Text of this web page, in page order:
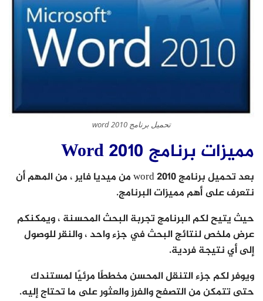
تحميل برنامج word 2010
مميزات برنامج Word 2010
بعد تحميل برنامج word 2010 من ميديا فاير ، من المهم أن
نتعرف على أهم مميزات البرنامج.
حيث يتيح لكم البرنامج تجربة البحث المحسنة ، ويمكنكم
عرض ملخص لنتائج البحث في جزء واحد ، والنقر للوصول
إلى أي نتيجة فردية.
ويوفر لكم جزء التنقل المحسن مخططًا مرئيًا لمستندك
حتى تتمكن من التصفح والفرز والعثور على ما تحتاج إليه.